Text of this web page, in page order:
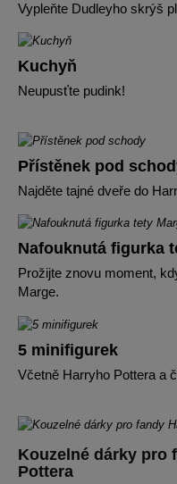
Vypleňte Dudleyho skrýš
Kuchyň
Neupusťte pudink!
Přístěnek pod
Najděte tajné dveře do
Nafouknutá figurka
Prožijte znovu moment,
Marge.
5 minifigurek
Včetně Harryho Pottera a
Kouzelné dárky pro
Pottera